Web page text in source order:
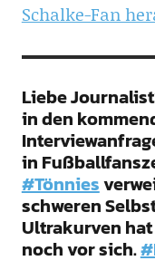
Schalke-Fan
Liebe
in den
in
#Tönnies
schweren
Ultrakurven
noch vor sich.